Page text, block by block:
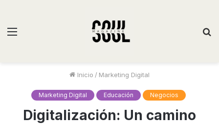
Inicio / Marketing Digital
Marketing Digital Educación Negocios
Digitalización: Un camino